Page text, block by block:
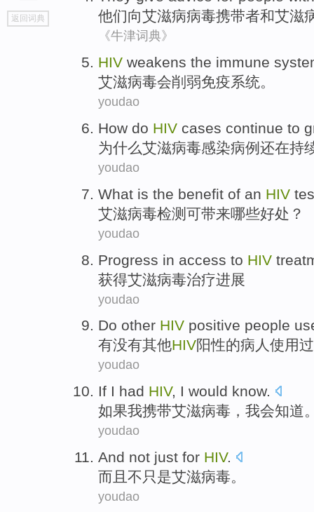
go
top
返回词典
他们向艾滋病病毒携带者和艾滋
《牛津词典》
HIV weakens the immune
艾滋病毒会削弱免疫系统。
youdao
How do HIV cases continue to
为什么艾滋病毒感染病例 还在持
youdao
What is the benefit of an HIV
艾滋病毒检测可带来哪些好处 ？
youdao
Progress in access to HIV
获得艾滋病毒治疗进展
youdao
Do other HIV positive people
有没有其他HIV阳性的病人 使用
youdao
If I had HIV, I would know.
如果我携带艾滋病毒， 我会知道
youdao
And not just for HIV.
而且 不只是艾滋病毒。
youdao